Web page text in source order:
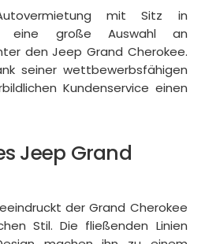
mit Sitz in
eine große Auswahl an
den Jeep Grand Cherokee.
seiner wettbewerbsfähigen
Kundenservice einen
Jeep Grand
der Grand Cherokee
Stil. Die fließenden Linien